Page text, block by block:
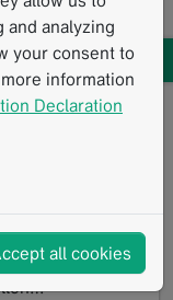
des BZKF:
von der
am LMU
Netzwerk
in der zweiten
analyzing
your consent to
information
Declaration
all cookies